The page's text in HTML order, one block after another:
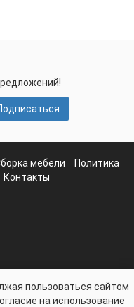
мебели
Политика
Контакты
Мебели в Брянске ©
пользоваться сайтом
на использование